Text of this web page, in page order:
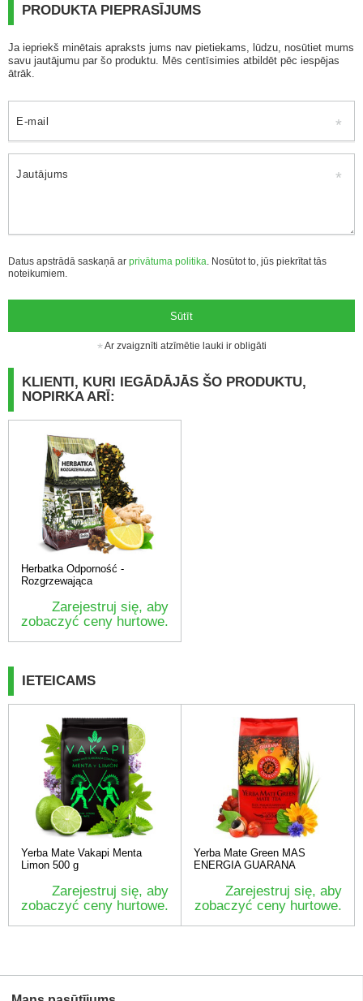
PRODUKTA PIEPRASĪJUMS
Ja iepriekš minētais apraksts jums nav pietiekams, lūdzu, nosūtiet mums
savu jautājumu par šo produktu. Mēs centīsimies atbildēt pēc iespējas
ātrāk.
E-mail
Jautājums
Datus apstrādā saskaņā ar privātuma politika . Nosūtot to, jūs piekrītat tās
noteikumiem.
Sūtīt
Ar zvaigznīti atzīmētie lauki ir obligāti
KLIENTI, KURI IEGĀDĀJĀS ŠO PRODUKTU,
NOPIRKA ARĪ:
Herbatka Odporność -
Rozgrzewająca
Zarejestruj się, aby
zobaczyć ceny hurtowe.
IETEICAMS
Yerba Mate Vakapi Menta
Limon 500 g
Zarejestruj się, aby
zobaczyć ceny hurtowe.
Yerba Mate Green MAS
ENERGIA GUARANA
Zarejestruj się, aby
zobaczyć ceny hurtowe.